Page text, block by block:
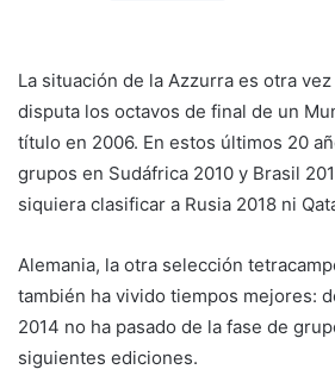
La situación de la Azzurra es otra
disputa los octavos de final de un
título en 2006. En estos últimos 20
grupos en Sudáfrica 2010 y Brasil
siquiera clasificar a Rusia 2018 ni
Alemania, la otra selección
también ha vivido tiempos mejores:
2014 no ha pasado de la fase de
siguientes ediciones.